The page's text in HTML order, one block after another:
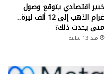
خبير اقتصادي يتوقع وصول
غرام الذهب إلى 12 ألف ليرة..
متى يحدث ذلك؟
منذ 13 ساعة